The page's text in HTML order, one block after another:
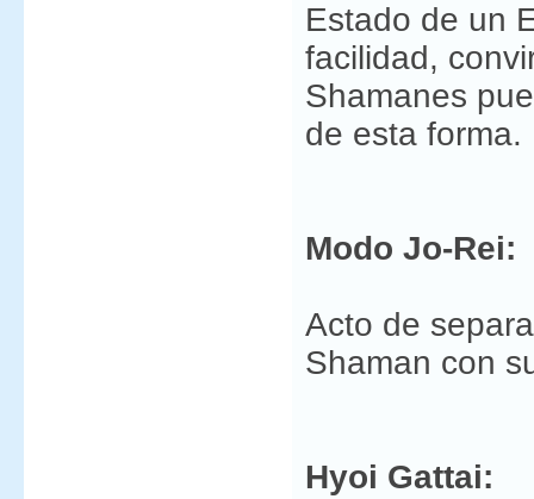
Estado de un
facilidad,
Shamanes
de esta forma.
Modo Jo-Rei:
Acto de
Shaman con
Hyoi Gattai: